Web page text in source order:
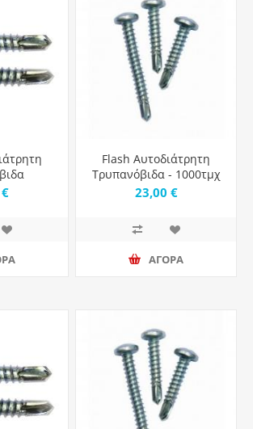
Flash Αυτοδιάτρητη
Τρυπανόβιδα - 1000τμχ
23,00 €
ΑΓΟΡΑ